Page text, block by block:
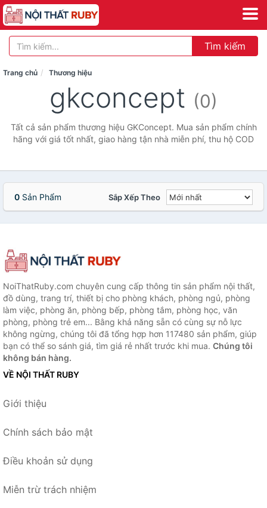
Tìm kiếm
Trang chủ Thương hiệu
gkconcept (0)
Tất cả sản phẩm thương hiệu GKConcept. Mua sản phẩm chính
hãng với giá tốt nhất, giao hàng tận nhà miễn phí, thu hộ COD
0 Sản Phẩm Sắp Xếp Theo
NoiThatRuby.com chuyên cung cấp thông tin sản phẩm nội thất,
đồ dùng, trang trí, thiết bị cho phòng khách, phòng ngủ, phòng
làm việc, phòng ăn, phòng bếp, phòng tắm, phòng học, văn
phòng, phòng trẻ em... Bằng khả năng sẵn có cùng sự nỗ lực
không ngừng, chúng tôi đã tổng hợp hơn 117480 sản phẩm, giúp
bạn có thể so sánh giá, tìm giá rẻ nhất trước khi mua. Chúng tôi
không bán hàng.
VỀ NỘI THẤT RUBY
Giới thiệu
Chính sách bảo mật
Điều khoản sử dụng
Miễn trừ trách nhiệm